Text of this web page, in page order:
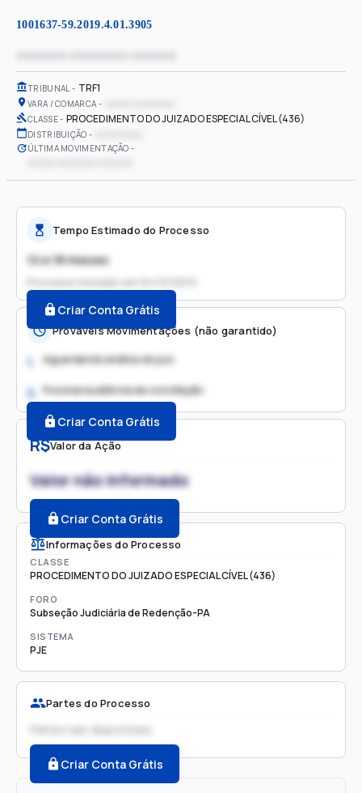
1001637-59.2019.4.01.3905
TRIBUNAL TRF1
VARA / COMARCA
CLASSE PROCEDIMENTO DO JUIZADO ESPECIAL CÍVEL (436)
DISTRIBUIÇÃO
ÚLTIMA MOVIMENTAÇÃO
R$Valor da Ação
Valor não informado
Criar Conta Grátis
Informações do Processo
CLASSE
PROCEDIMENTO DO JUIZADO ESPECIAL CÍVEL (436)
FORO
Subseção Judiciária de Redenção-PA
SISTEMA
PJE
Partes do Processo
Partes não disponíveis
Criar Conta Grátis
Tempo Estimado do Processo
12 a 18 meses
Processo iniciado em
Criar Conta Grátis
Prováveis Movimentações (não garantido)
1. Aguardando análise do juiz
2. Possível audiência de conciliação
Criar Conta Grátis